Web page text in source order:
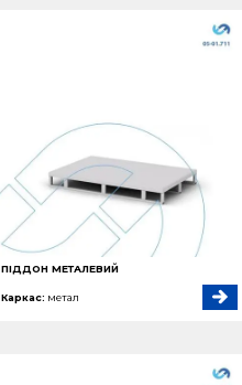
ПІДДОН МЕТАЛЕВИЙ
Каркас: метал